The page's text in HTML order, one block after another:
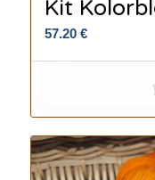
Kit
57.20 €